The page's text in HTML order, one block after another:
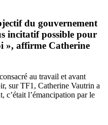
du gouvernement
incitatif possible pour
», affirme Catherine
au travail et avant
sur TF1, Catherine Vautrin a
c’était l’émancipation par le